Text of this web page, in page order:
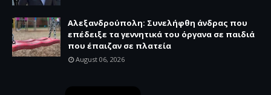
Αλεξανδρούπολη: Συνελήφθη άνδρας που
επέδειξε τα γεννητικά του όργανα σε παιδιά
που έπαιζαν σε πλατεία
August 06, 2026